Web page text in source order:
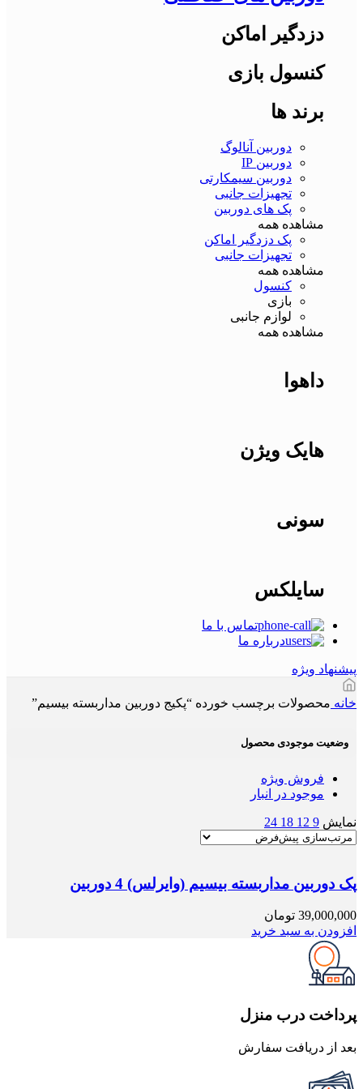
دزدگیر اماکن
کنسول بازی
برند ها
دوربین آنالوگ
دوربین IP
دوربین سیمکارتی
تجهیزات جانبی
پک های دوربین
مشاهده همه
پک دزدگیر اماکن
تجهیزات جانبی
مشاهده همه
کنسول
بازی
لوازم جانبی
مشاهده همه
داهوا
هایک ویژن
سونی
سایلکس
تماس با ما
درباره ما
پیشنهاد ویژه
خانه محصولات برچسب خورده “پکیج دوربین مداربسته بیسیم”
وضعیت موجودی محصول
فروش ویژه
موجود در انبار
نمایش 9
12
18
24
پک دوربین مداربسته بیسیم (وایرلس) 4 دوربین
39,000,000 تومان
افزودن به سبد خرید
پرداخت درب منزل
بعد از دریافت سفارش